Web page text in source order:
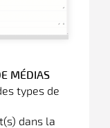
MÉDIAS
types de
dans la